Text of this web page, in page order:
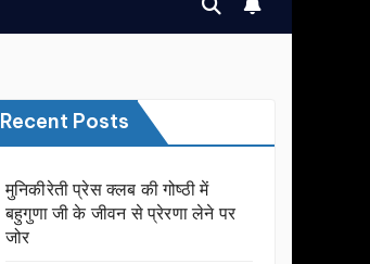
Recent Posts
मुनिकीरेती प्रेस क्लब की गोष्ठी में
बहुगुणा जी के जीवन से प्रेरणा लेने पर
जोर